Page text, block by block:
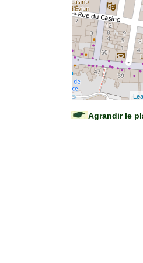
Agrandir le